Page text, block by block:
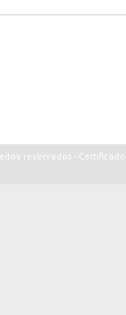
reservados -